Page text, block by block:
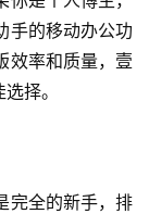
手的移动办公功
效率和质量，壹
择。
完全的新手，排